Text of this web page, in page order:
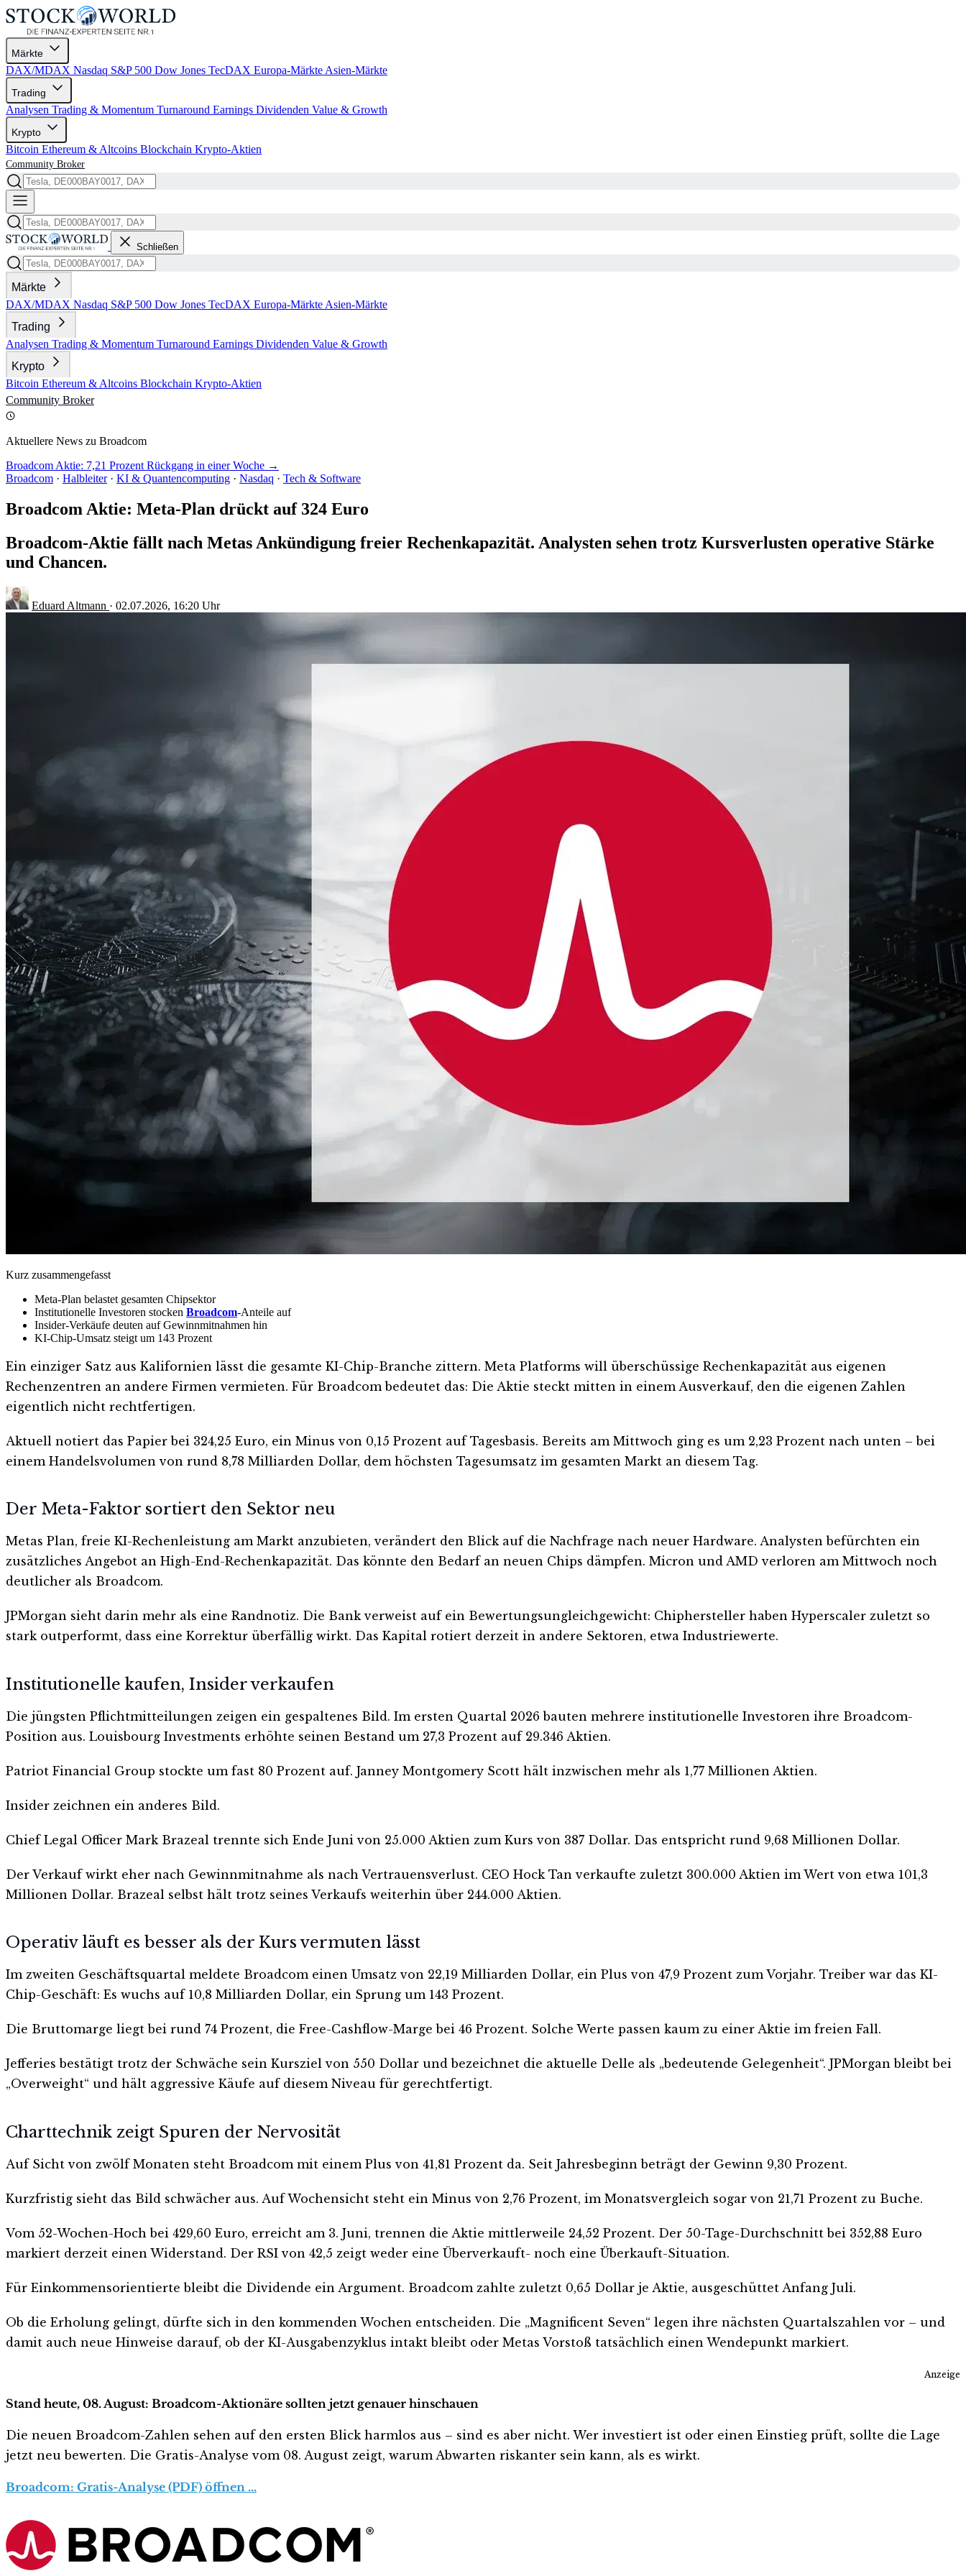
Märkte
DAX/MDAX Nasdaq S&P 500 Dow Jones TecDAX Europa-Märkte Asien-Märkte
Trading
Analysen Trading & Momentum Turnaround Earnings Dividenden Value & Growth
Krypto
Bitcoin Ethereum & Altcoins Blockchain Krypto-Aktien
Community Broker
Schließen
Märkte
DAX/MDAX Nasdaq S&P 500 Dow Jones TecDAX Europa-Märkte Asien-Märkte
Trading
Analysen Trading & Momentum Turnaround Earnings Dividenden Value & Growth
Krypto
Bitcoin Ethereum & Altcoins Blockchain Krypto-Aktien
Community Broker
Aktuellere News zu Broadcom
Broadcom Aktie: 7,21 Prozent Rückgang in einer Woche →
Broadcom · Halbleiter · KI & Quantencomputing · Nasdaq · Tech & Software
Broadcom Aktie: Meta-Plan drückt auf 324 Euro
Broadcom-Aktie fällt nach Metas Ankündigung freier Rechenkapazität. Analysten sehen trotz Kursverlusten operative Stärke
und Chancen.
Eduard Altmann · 02.07.2026, 16:20 Uhr
Kurz zusammengefasst
Meta-Plan belastet gesamten Chipsektor
Institutionelle Investoren stocken Broadcom-Anteile auf
Insider-Verkäufe deuten auf Gewinnmitnahmen hin
KI-Chip-Umsatz steigt um 143 Prozent
Ein einziger Satz aus Kalifornien lässt die gesamte KI-Chip-Branche zittern. Meta Platforms will überschüssige Rechenkapazität aus eigenen
Rechenzentren an andere Firmen vermieten. Für Broadcom bedeutet das: Die Aktie steckt mitten in einem Ausverkauf, den die eigenen Zahlen
eigentlich nicht rechtfertigen.
Aktuell notiert das Papier bei 324,25 Euro, ein Minus von 0,15 Prozent auf Tagesbasis. Bereits am Mittwoch ging es um 2,23 Prozent nach unten – bei
einem Handelsvolumen von rund 8,78 Milliarden Dollar, dem höchsten Tagesumsatz im gesamten Markt an diesem Tag.
Der Meta-Faktor sortiert den Sektor neu
Metas Plan, freie KI-Rechenleistung am Markt anzubieten, verändert den Blick auf die Nachfrage nach neuer Hardware. Analysten befürchten ein
zusätzliches Angebot an High-End-Rechenkapazität. Das könnte den Bedarf an neuen Chips dämpfen. Micron und AMD verloren am Mittwoch noch
deutlicher als Broadcom.
JPMorgan sieht darin mehr als eine Randnotiz. Die Bank verweist auf ein Bewertungsungleichgewicht: Chiphersteller haben Hyperscaler zuletzt so
stark outperformt, dass eine Korrektur überfällig wirkt. Das Kapital rotiert derzeit in andere Sektoren, etwa Industriewerte.
Institutionelle kaufen, Insider verkaufen
Die jüngsten Pflichtmitteilungen zeigen ein gespaltenes Bild. Im ersten Quartal 2026 bauten mehrere institutionelle Investoren ihre Broadcom-
Position aus. Louisbourg Investments erhöhte seinen Bestand um 27,3 Prozent auf 29.346 Aktien.
Patriot Financial Group stockte um fast 80 Prozent auf. Janney Montgomery Scott hält inzwischen mehr als 1,77 Millionen Aktien.
Insider zeichnen ein anderes Bild.
Chief Legal Officer Mark Brazeal trennte sich Ende Juni von 25.000 Aktien zum Kurs von 387 Dollar. Das entspricht rund 9,68 Millionen Dollar.
Der Verkauf wirkt eher nach Gewinnmitnahme als nach Vertrauensverlust. CEO Hock Tan verkaufte zuletzt 300.000 Aktien im Wert von etwa 101,3
Millionen Dollar. Brazeal selbst hält trotz seines Verkaufs weiterhin über 244.000 Aktien.
Operativ läuft es besser als der Kurs vermuten lässt
Im zweiten Geschäftsquartal meldete Broadcom einen Umsatz von 22,19 Milliarden Dollar, ein Plus von 47,9 Prozent zum Vorjahr. Treiber war das KI-
Chip-Geschäft: Es wuchs auf 10,8 Milliarden Dollar, ein Sprung um 143 Prozent.
Die Bruttomarge liegt bei rund 74 Prozent, die Free-Cashflow-Marge bei 46 Prozent. Solche Werte passen kaum zu einer Aktie im freien Fall.
Jefferies bestätigt trotz der Schwäche sein Kursziel von 550 Dollar und bezeichnet die aktuelle Delle als „bedeutende Gelegenheit“. JPMorgan bleibt bei
„Overweight“ und hält aggressive Käufe auf diesem Niveau für gerechtfertigt.
Charttechnik zeigt Spuren der Nervosität
Auf Sicht von zwölf Monaten steht Broadcom mit einem Plus von 41,81 Prozent da. Seit Jahresbeginn beträgt der Gewinn 9,30 Prozent.
Kurzfristig sieht das Bild schwächer aus. Auf Wochensicht steht ein Minus von 2,76 Prozent, im Monatsvergleich sogar von 21,71 Prozent zu Buche.
Vom 52-Wochen-Hoch bei 429,60 Euro, erreicht am 3. Juni, trennen die Aktie mittlerweile 24,52 Prozent. Der 50-Tage-Durchschnitt bei 352,88 Euro
markiert derzeit einen Widerstand. Der RSI von 42,5 zeigt weder eine Überverkauft- noch eine Überkauft-Situation.
Für Einkommensorientierte bleibt die Dividende ein Argument. Broadcom zahlte zuletzt 0,65 Dollar je Aktie, ausgeschüttet Anfang Juli.
Ob die Erholung gelingt, dürfte sich in den kommenden Wochen entscheiden. Die „Magnificent Seven“ legen ihre nächsten Quartalszahlen vor – und
damit auch neue Hinweise darauf, ob der KI-Ausgabenzyklus intakt bleibt oder Metas Vorstoß tatsächlich einen Wendepunkt markiert.
Anzeige
Stand heute, 08. August: Broadcom-Aktionäre sollten jetzt genauer hinschauen
Die neuen Broadcom-Zahlen sehen auf den ersten Blick harmlos aus – sind es aber nicht. Wer investiert ist oder einen Einstieg prüft, sollte die Lage
jetzt neu bewerten. Die Gratis-Analyse vom 08. August zeigt, warum Abwarten riskanter sein kann, als es wirkt.
Broadcom: Gratis-Analyse (PDF) öffnen …